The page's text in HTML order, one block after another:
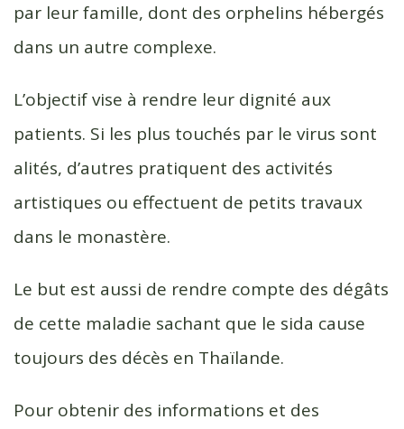
par leur famille, dont des orphelins hébergés
dans un autre complexe.
L’objectif vise à rendre leur dignité aux
patients. Si les plus touchés par le virus sont
alités, d’autres pratiquent des activités
artistiques ou effectuent de petits travaux
dans le monastère.
Le but est aussi de rendre compte des dégâts
de cette maladie sachant que le sida cause
toujours des décès en Thaïlande.
Pour obtenir des informations et des